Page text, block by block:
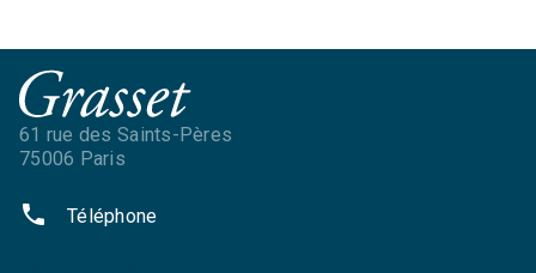
61 rue des Saints-Pères
75006 Paris
phone Téléphone